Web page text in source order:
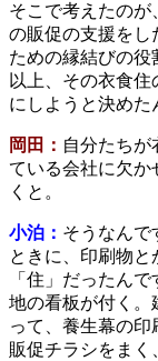
そこで考えたのが
の販促の支援をし
ための縁結びの役
以上、その衣食
にしようと決めた
岡田： 自分たちが
ている会社に欠か
くと。
小泊： そうなんで
ときに、印刷物
「住」だったん
地の看板が付く。
って、養生幕の印
販促チラシをまく